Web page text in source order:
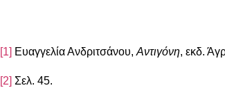
[1] Ευαγγελία Ανδριτσάνου, Αντιγόνη, εκδ.
[2] Σελ. 45.